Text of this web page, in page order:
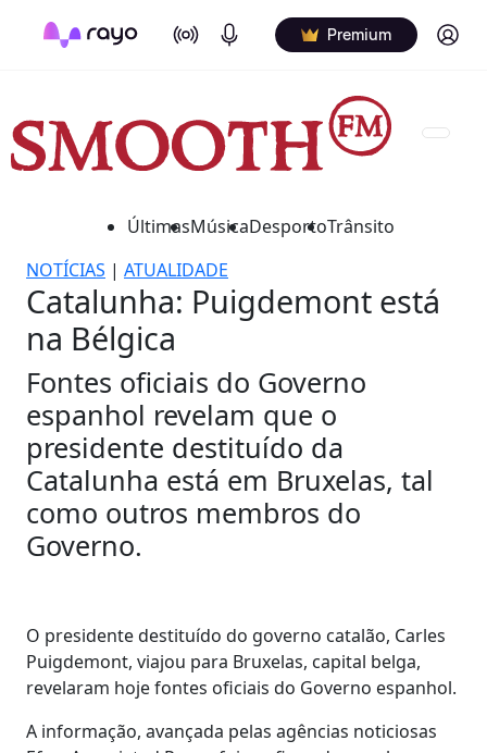
On Air Podcasts Premium Log in
ÚltimasMúsicaDesportoTrânsito
NOTÍCIAS | ATUALIDADE
Catalunha: Puigdemont está
na Bélgica
Fontes oficiais do Governo
espanhol revelam que o
presidente destituído da
Catalunha está em Bruxelas, tal
como outros membros do
Governo.
O presidente destituído do governo catalão, Carles
Puigdemont, viajou para Bruxelas, capital belga,
revelaram hoje fontes oficiais do Governo espanhol.
A informação, avançada pelas agências noticiosas